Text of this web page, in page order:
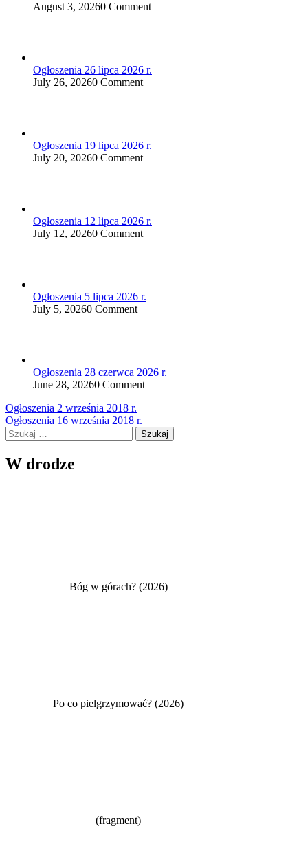
August 3, 20260 Comment
Ogłoszenia 26 lipca 2026 r.
July 26, 20260 Comment
Ogłoszenia 19 lipca 2026 r.
July 20, 20260 Comment
Ogłoszenia 12 lipca 2026 r.
July 12, 20260 Comment
Ogłoszenia 5 lipca 2026 r.
July 5, 20260 Comment
Ogłoszenia 28 czerwca 2026 r.
June 28, 20260 Comment
Nawigacja
wpisu
Ogłoszenia 2 września 2018 r.
Ogłoszenia 16 września 2018 r.
Szukaj:
W drodze
Bóg w górach? (2026)
Po co pielgrzymować? (2026)
(fragment)